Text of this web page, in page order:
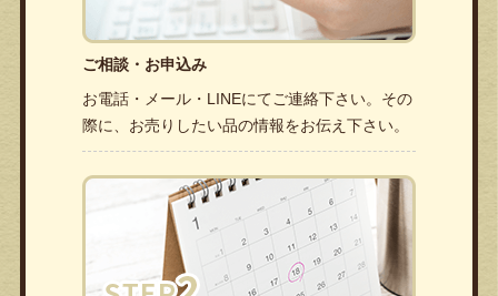
ご相談・お申込み
お電話・メール・LINEにてご連絡下さい。その
際に、お売りしたい品の情報をお伝え下さい。